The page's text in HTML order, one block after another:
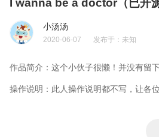
I wanna be a doctor（已开源
小汤汤
2020-06-07 发布于： 未知
作品简介： 这个小伙子很懒！并没有留
操作说明： 此人操作说明都不写，让各